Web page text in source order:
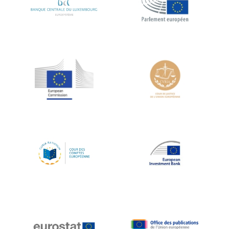
Koen LENAERTS
Lucas Papademos
Máire Geoghegan-Quinn
Manolis Mavrommatis
Mario Centeno
Mario Monti